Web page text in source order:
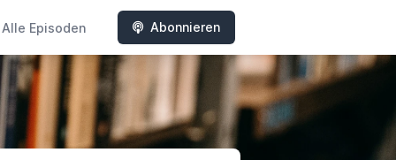
Alle Episoden Abonnieren